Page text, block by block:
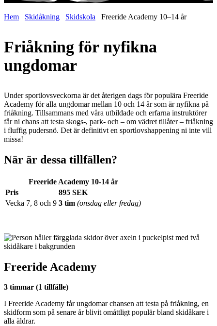
Hem Skidåkning Skidskola Freeride Academy 10–14 år
Friåkning för nyfikna
ungdomar
Under sportlovsveckorna är det återigen dags för populära Freeride
Academy för alla ungdomar mellan 10 och 14 år som är nyfikna på
friåkning. Tillsammans med våra utbildade och erfarna instruktörer
får ni chans att testa skogs-, park- och – om vädret tillåter – friåkning
i fluffig pudersnö. Det är definitivt en sportlovshappening ni inte vill
missa!
När är dessa tillfällen?
Freeride Academy 10-14 år
Pris
895 SEK
Vecka 7, 8 och 9 3 tim (onsdag eller fredag)
Freeride Academy
3 timmar (1 tillfälle)
I Freeride Academy får ungdomar chansen att testa på friåkning, en
skidform som på senare år blivit omåttligt populär bland skidåkare i
alla åldrar.